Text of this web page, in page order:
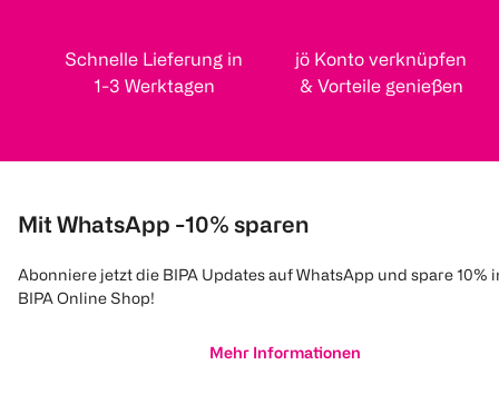
Schnelle Lieferung in
1-3 Werktagen
jö Konto verknüpfen
& Vorteile genießen
Mit WhatsApp -10% sparen
Abonniere jetzt die BIPA Updates auf WhatsApp und spare 10%
BIPA Online Shop!
Mehr Informationen